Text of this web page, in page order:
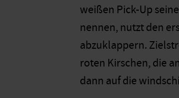
weißen Pick-Up
nennen, nutzt den
abzuklappern.
roten Kirschen, die
dann auf die